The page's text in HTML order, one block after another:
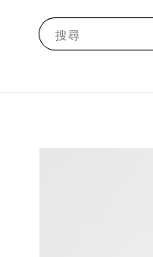
搜尋